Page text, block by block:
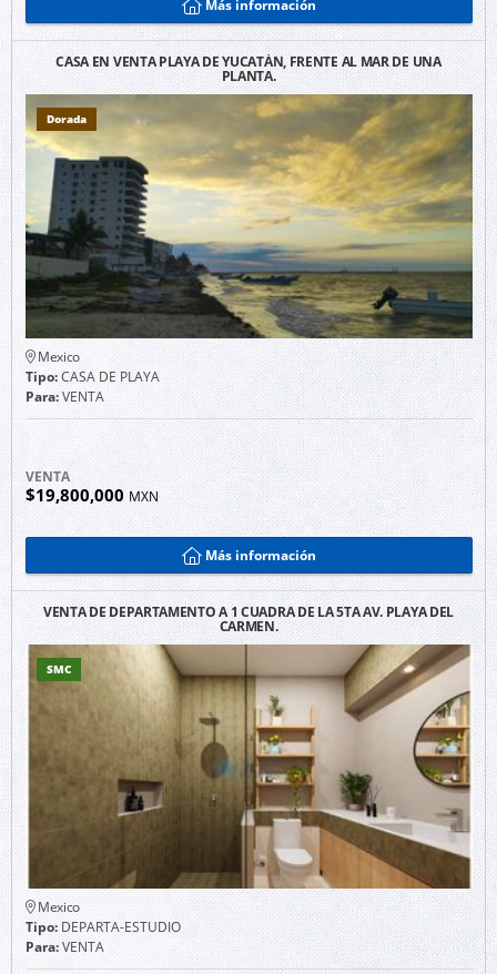
Más información
CASA EN VENTA PLAYA DE YUCATÁN, FRENTE AL MAR DE UNA
PLANTA.
Dorada
Mexico
Tipo:CASA DE PLAYA
Para:VENTA
VENTA
$19,800,000 MXN
Más información
VENTA DE DEPARTAMENTO A 1 CUADRA DE LA 5TA AV. PLAYA DEL
CARMEN.
SMC
Mexico
Tipo:DEPARTA-ESTUDIO
Para:VENTA